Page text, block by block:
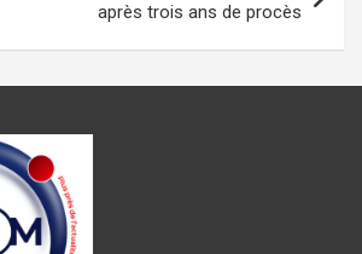
après trois ans de procès